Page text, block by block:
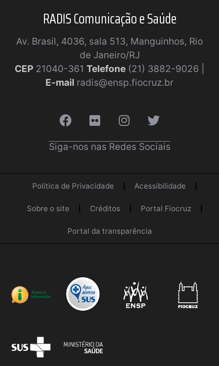
RADIS Comunicação e Saúde
Av. Brasil, 4036, sala 513, Manguinhos, Rio
de Janeiro/RJ
CEP 21040-361 Telefone (21) 3882-9026 |
E-mail radis@ensp.fiocruz.br
Siga-nos nas Redes Sociais
Política de Privacidade Acessibilidade
Sobre o site Créditos Portal Fiocruz
Portal da transparência